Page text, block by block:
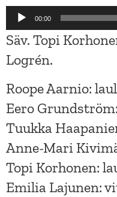
Äänitoistin
00:00
Säv. Topi
Logrén.
Roope Aarnio:
Eero
Tuukka
Anne-Mari
Topi Korhonen:
Emilia Lajunen: